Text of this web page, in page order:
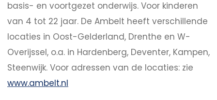
basis- en voortgezet onderwijs. Voor kinderen
van 4 tot 22 jaar. De Ambelt heeft verschillende
locaties in Oost-Gelderland, Drenthe en W-
Overijssel, o.a. in Hardenberg, Deventer, Kampen,
Steenwijk. Voor adressen van de locaties: zie
www.ambelt.nl